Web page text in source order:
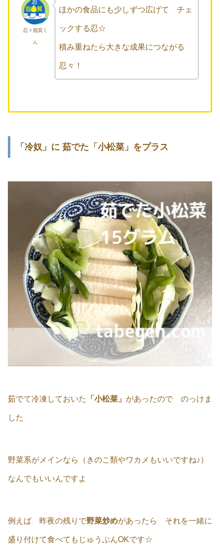
忍々脂質く
ん
ほかの食品にも少しずつ広げて チェ
ックする忍☆
積み重ねたら大きな成果につながる
忍々！
「冷奴」に 茹でた「小松菜」をプラス
茹でて冷凍しておいた 「小松菜」 があったので のっけま
した
野菜系がメインなら（きのこ類やワカメもいいですね♪）
なんでもいいんですよ
例えば 昨夜の残りで野菜炒めがあったら それを一緒に
盛り付けて食べてもじゅうぶんOKです☆